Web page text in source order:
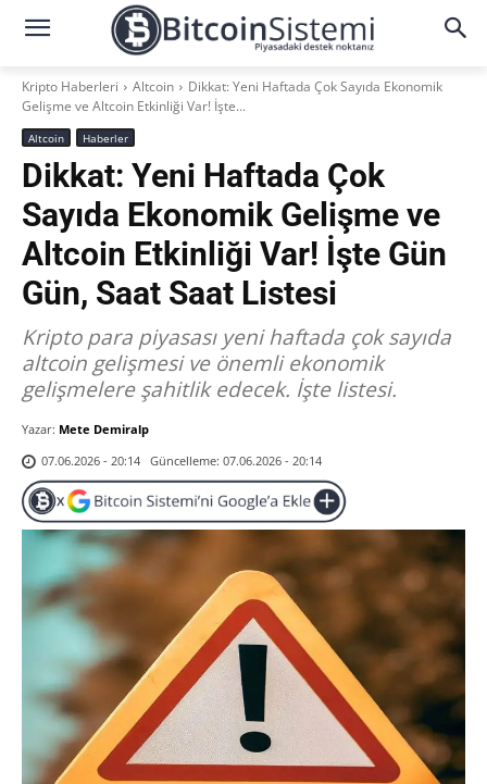
Kripto Haberleri Altcoin
Dikkat: Yeni Haftada Çok Sayıda Ekonomik
Gelişme ve Altcoin Etkinliği Var! İşte...
Altcoin Haberler
Dikkat: Yeni Haftada Çok
Sayıda Ekonomik Gelişme ve
Altcoin Etkinliği Var! İşte Gün
Gün, Saat Saat Listesi
Kripto para piyasası yeni haftada çok sayıda
altcoin gelişmesi ve önemli ekonomik
gelişmelere şahitlik edecek. İşte listesi.
Yazar: Mete Demiralp
07.06.2026 - 20:14 Güncelleme: 07.06.2026 - 20:14